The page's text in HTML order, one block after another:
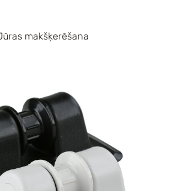
makšķerēšana